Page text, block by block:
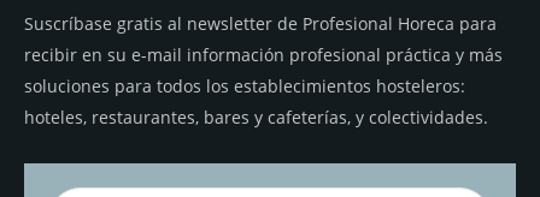
Suscríbase gratis al newsletter de Profesional Horeca para
recibir en su e-mail información profesional práctica y más
soluciones para todos los establecimientos hosteleros:
hoteles, restaurantes, bares y cafeterías, y colectividades.